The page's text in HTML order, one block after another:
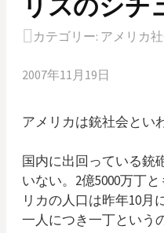
カテゴリー: アメリカ
2007年11月19日
アメリカは銃社会とい
国内に出回っている銃
いない。2億5000万丁
リカの人口は昨年10月
一人につき一丁という